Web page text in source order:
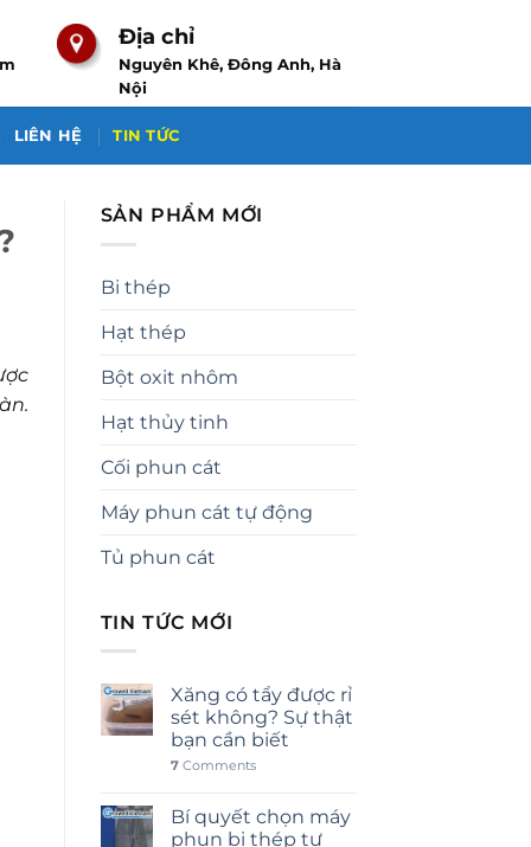
Địa chỉ
Nguyên Khê, Đông Anh, Hà
Nội
LIÊN HỆ TIN TỨC
SẢN PHẨM MỚI
Bi thép
Hạt thép
Bột oxit nhôm
Hạt thủy tinh
Cối phun cát
Máy phun cát tự động
Tủ phun cát
TIN TỨC MỚI
Xăng có tẩy được rỉ
sét không? Sự thật
bạn cần biết
7Comments
Bí quyết chọn máy
phun bi thép tự